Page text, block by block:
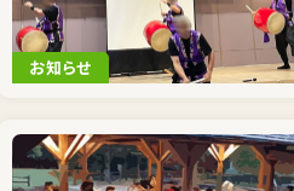
お知らせ